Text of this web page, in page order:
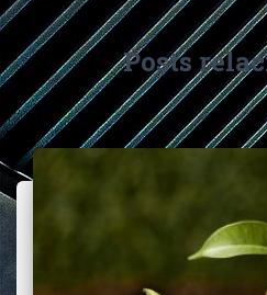
Posts